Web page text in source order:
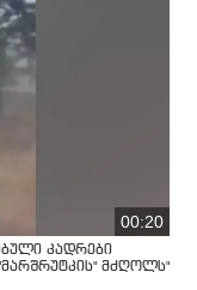
00:20
კადრები
მძღოლს"